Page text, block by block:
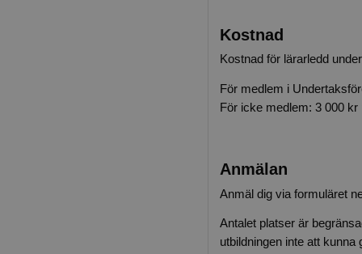
Kostnad
Kostnad för lärarledd
För medlem i
För icke medlem: 3 000 kr
Anmälan
Anmäl dig via formuläret
Antalet platser är
utbildningen inte att kunna